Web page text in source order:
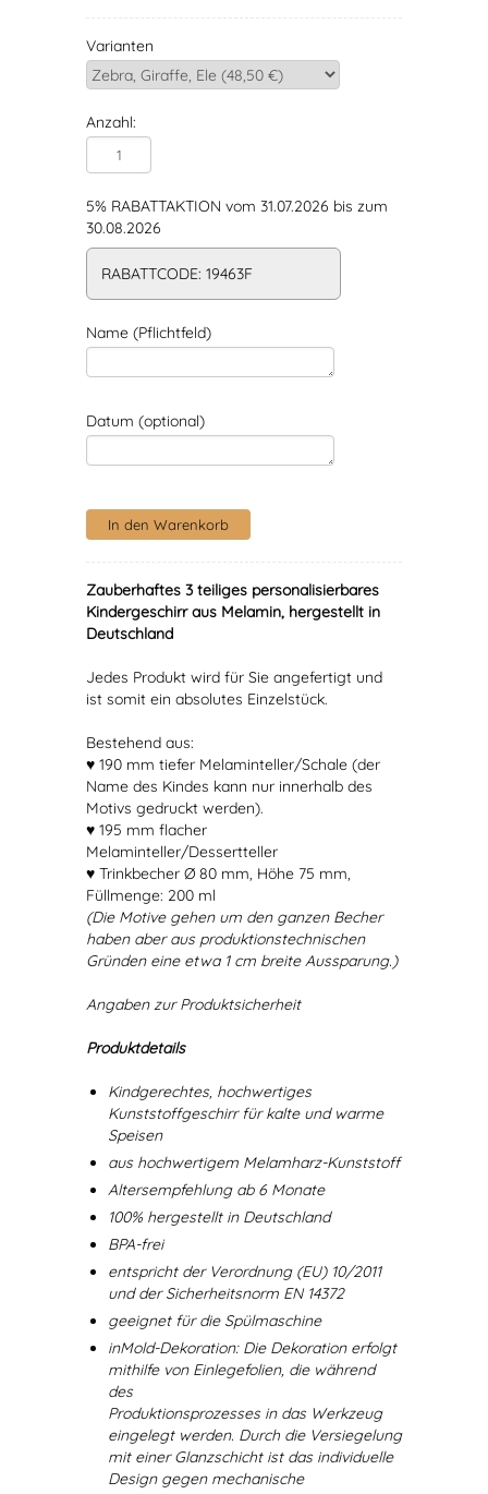
Varianten
Anzahl:
5% RABATTAKTION vom 31.07.2026 bis zum
30.08.2026
RABATTCODE: 19463F
Name (Pflichtfeld)
Datum (optional)
Zauberhaftes 3 teiliges personalisierbares
Kindergeschirr aus Melamin, hergestellt in
Deutschland
Jedes Produkt wird für Sie angefertigt und
ist somit ein absolutes Einzelstück.
Bestehend aus:
♥ 190 mm tiefer Melaminteller/Schale (der
Name des Kindes kann nur innerhalb des
Motivs gedruckt werden).
♥ 195 mm flacher
Melaminteller/Dessertteller
♥ Trinkbecher Ø 80 mm, Höhe 75 mm,
Füllmenge: 200 ml
(Die Motive gehen um den ganzen Becher
haben aber aus produktionstechnischen
Gründen eine etwa 1 cm breite Aussparung.)
Angaben zur Produktsicherheit
Produktdetails
Kindgerechtes, hochwertiges
Kunststoffgeschirr für kalte und warme
Speisen
aus hochwertigem Melamharz-Kunststoff
Altersempfehlung ab 6 Monate
100% hergestellt in Deutschland
BPA-frei
entspricht der Verordnung (EU) 10/2011
und der Sicherheitsnorm EN 14372
geeignet für die Spülmaschine
inMold-Dekoration: Die Dekoration erfolgt
mithilfe von Einlegefolien, die während
des
Produktionsprozesses in das Werkzeug
eingelegt werden. Durch die Versiegelung
mit einer Glanzschicht ist das individuelle
Design gegen mechanische